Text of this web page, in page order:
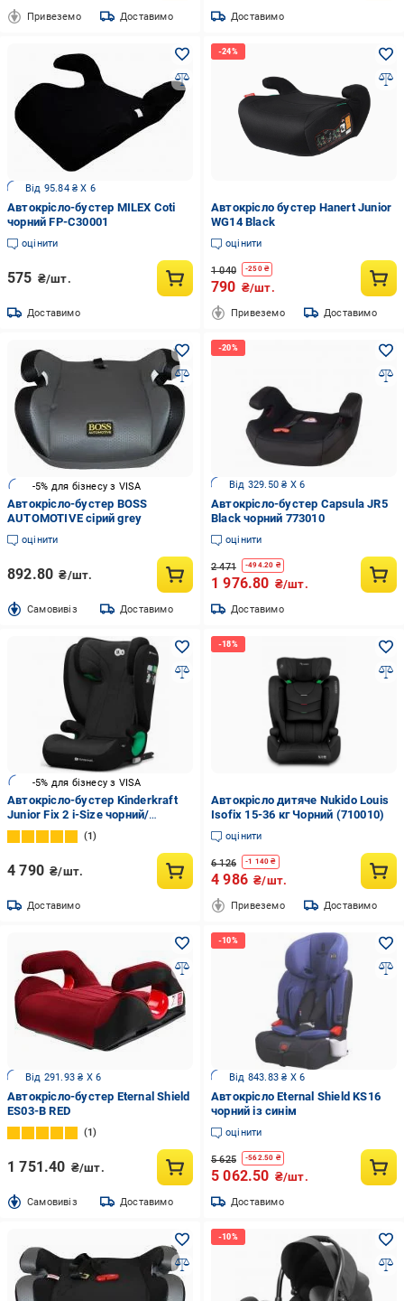
Привеземо Доставимо Доставимо
Від 95.84 ₴ X 6
Автокрісло-бустер MILEX Coti
чорний FP-C30001
оцінити
575 ₴/шт.
Доставимо
Автокрісло бустер Hanert Junior
WG14 Black
оцінити
1 040 -250₴
790 ₴/шт.
Привеземо Доставимо
-5% для бізнесу з VISA
Автокрісло-бустер BOSS
AUTOMOTIVE сірий grey
оцінити
892.80 ₴/шт.
Cамовивіз Доставимо
Від 329.50 ₴ X 6
Автокрісло-бустер Capsula JR5
Black чорний 773010
оцінити
2 471 -494.20 ₴
1 976.80 ₴/шт.
Доставимо
-5% для бізнесу з VISA
Автокрісло-бустер Kinderkraft
Junior Fix 2 i-Size чорний/
графітовий KCJUFI20BLK0000
1
4 790 ₴/шт.
Доставимо
Автокрісло дитяче Nukido Louis
Isofix 15-36 кг Чорний (710010)
оцінити
6 126 -1 140 ₴
4 986 ₴/шт.
Привеземо Доставимо
Від 291.93 ₴ X 6
Автокрісло-бустер Eternal Shield
ES03-B RED
1
1 751.40 ₴/шт.
Cамовивіз Доставимо
Від 843.83 ₴ X 6
Автокрісло Eternal Shield KS16
чорний із синім
оцінити
5 625 -562.50 ₴
5 062.50 ₴/шт.
Доставимо